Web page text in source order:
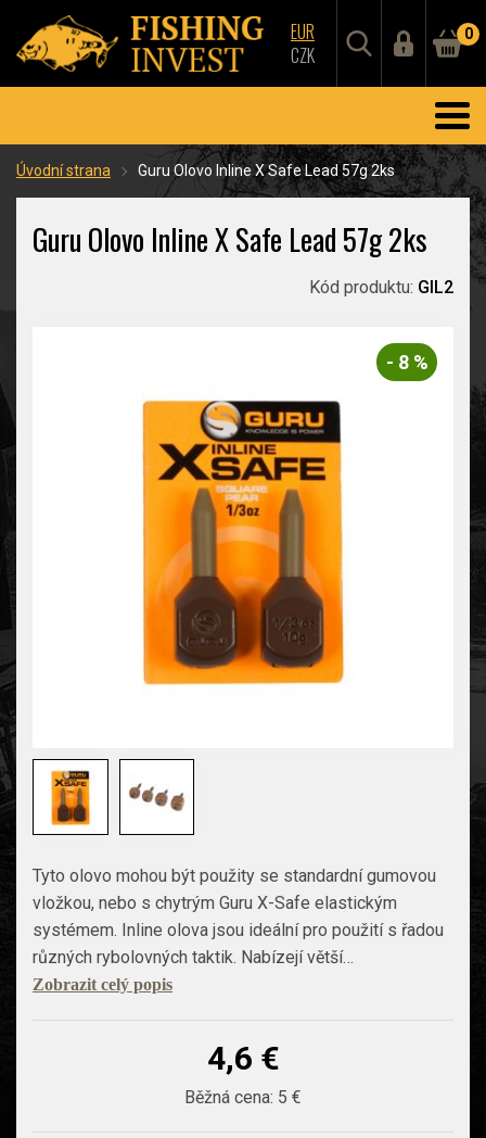
EUR
CZK
0
Úvodní strana Guru Olovo Inline X Safe Lead 57g 2ks
Guru Olovo Inline X Safe Lead 57g 2ks
Kód produktu: GIL2
- 8 %
Tyto olovo mohou být použity se standardní gumovou
vložkou, nebo s chytrým Guru X-Safe elastickým
systémem. Inline olova jsou ideální pro použití s řadou
různých rybolovných taktik. Nabízejí větší…
Zobrazit celý popis
4,6 €
Běžná cena: 5 €